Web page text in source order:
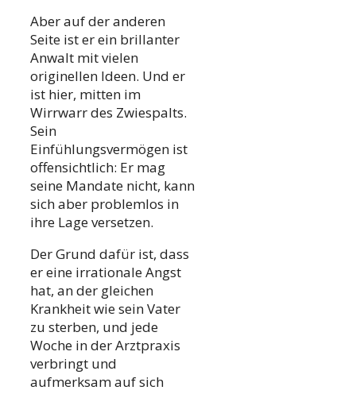
Aber auf der anderen
Seite ist er ein brillanter
Anwalt mit vielen
originellen Ideen. Und er
ist hier, mitten im
Wirrwarr des Zwiespalts.
Sein
Einfühlungsvermögen ist
offensichtlich: Er mag
seine Mandate nicht, kann
sich aber problemlos in
ihre Lage versetzen.
Der Grund dafür ist, dass
er eine irrationale Angst
hat, an der gleichen
Krankheit wie sein Vater
zu sterben, und jede
Woche in der Arztpraxis
verbringt und
aufmerksam auf sich